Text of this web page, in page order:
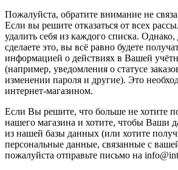
Пожалуйста, обратите внимание не
Если вы решите отказаться от всех
удалить себя из каждого списка.
сделаете это, вы всё равно будете
информацией о действиях в Вашей
(например, уведомления о статусе
изменении пароля и другие). Это
интернет-магазином.
Если Вы решите, что больше не хотите
нашего магазина и хотите, чтобы Ваши
из нашей базы данных (или хотите
персональные данные, связанные с
пожалуйста отправьте письмо на